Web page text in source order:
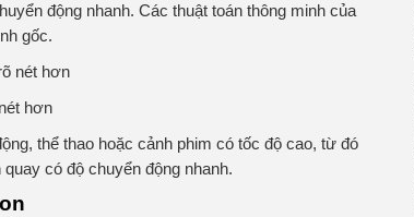
động nhanh. Các thuật toán thông minh của
gốc.
hơn
thể thao hoặc cảnh phim có tốc độ cao, từ đó
có độ chuyển động nhanh.